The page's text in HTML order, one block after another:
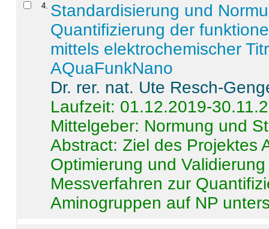
4 Standardisierung und
Quantifizierung der
mittels elektrochemischer
AQuaFunkNano
Dr. rer. nat. Ute Resch-
Laufzeit: 01.12.2019-
Mittelgeber: Normung und
Abstract:Ziel des Projektes
Optimierung und
Messverfahren zur
Aminogruppen auf NP